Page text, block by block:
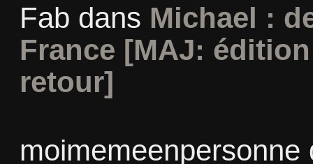
Fab dans Michael :
France [MAJ:
retour]
moimemeenpersonne